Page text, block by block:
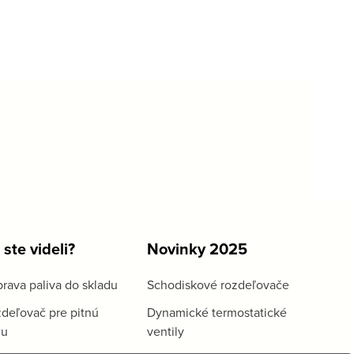
videli?
paliva do skladu
pre pitnú
Novinky 2025
Schodiskové rozdeľovače
Dynamické termostatické
ventily